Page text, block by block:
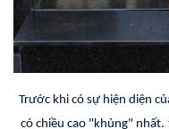
Trước khi có sự hiện diện
có chiều cao "khủng"